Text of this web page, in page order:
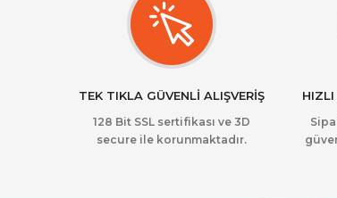
TEK TIKLA GÜVENLİ ALIŞVERİŞ
128 Bit SSL sertifikası ve 3D
secure ile korunmaktadır.
HIZLI